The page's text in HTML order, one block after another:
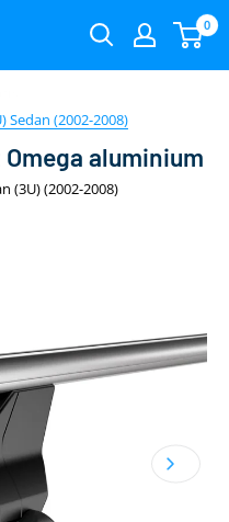
0
Sedan (2002-2008)
aluminium
(3U) (2002-2008)